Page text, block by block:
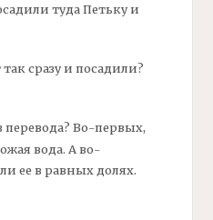
туда Петьку и
сразу и посадили?
перевода? Во-первых,
вода. А во-
ее в равных долях.